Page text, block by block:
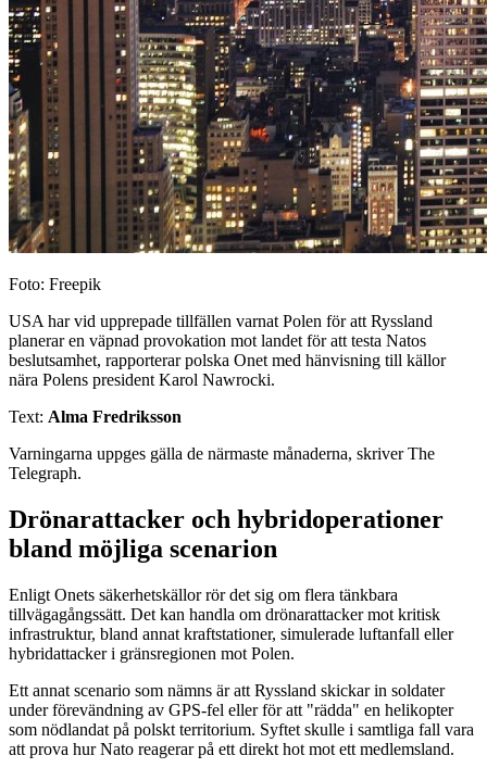
Foto: Freepik
USA har vid upprepade tillfällen varnat Polen för att Ryssland
planerar en väpnad provokation mot landet för att testa Natos
beslutsamhet, rapporterar polska Onet med hänvisning till källor
nära Polens president Karol Nawrocki.
Text: Alma Fredriksson
Varningarna uppges gälla de närmaste månaderna, skriver The
Telegraph.
Drönarattacker och hybridoperationer
bland möjliga scenarion
Enligt Onets säkerhetskällor rör det sig om flera tänkbara
tillvägagångssätt. Det kan handla om drönarattacker mot kritisk
infrastruktur, bland annat kraftstationer, simulerade luftanfall eller
hybridattacker i gränsregionen mot Polen.
Ett annat scenario som nämns är att Ryssland skickar in soldater
under förevändning av GPS-fel eller för att "rädda" en helikopter
som nödlandat på polskt territorium. Syftet skulle i samtliga fall vara
att prova hur Nato reagerar på ett direkt hot mot ett medlemsland.